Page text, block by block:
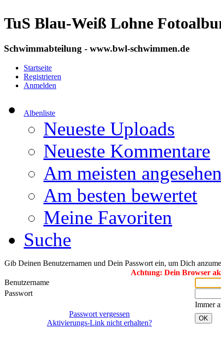
TuS Blau-Weiß Lohne
Schwimmabteilung - www.bwl-schwimmen.de
Startseite
Registrieren
Anmelden
Albenliste
Neueste Uploads
Neueste Kommentare
Am meisten
Am besten bewertet
Meine Favoriten
Suche
Gib Deinen Benutzernamen und Dein Passwort ein, um Dich
Achtung: Dein Browser
Benutzername
Passwort
Immer
Passwort vergessen
Aktivierungs-Link nicht erhalten?
OK